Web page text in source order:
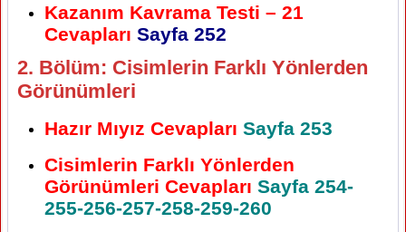
Kazanım Kavrama Testi – 21
Cevapları Sayfa 252
2. Bölüm: Cisimlerin Farklı Yönlerden
Görünümleri
Hazır Mıyız Cevapları Sayfa 253
Cisimlerin Farklı Yönlerden
Görünümleri Cevapları Sayfa 254-
255-256-257-258-259-260